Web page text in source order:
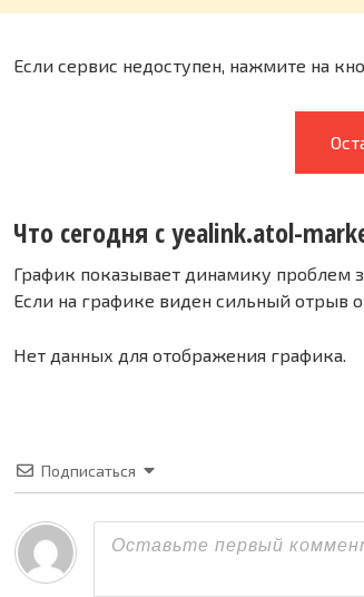
Если сервис недоступен, нажмите на
Что сегодня с yealink.atol-
График показывает динамику проблем
Если на графике виден сильный отрыв
Нет данных для отображения графика.
Подписаться